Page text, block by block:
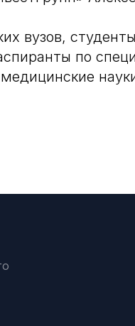
вузов,
по